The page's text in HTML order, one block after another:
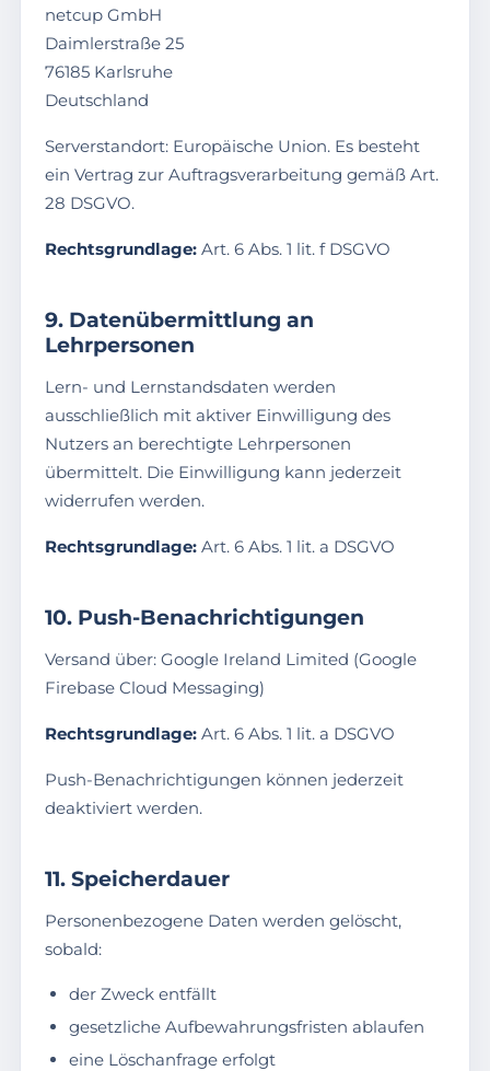
netcup GmbH
Daimlerstraße 25
76185 Karlsruhe
Deutschland
Serverstandort: Europäische Union. Es besteht
ein Vertrag zur Auftragsverarbeitung gemäß Art.
28 DSGVO.
Rechtsgrundlage: Art. 6 Abs. 1 lit. f DSGVO
9. Datenübermittlung an
Lehrpersonen
Lern- und Lernstandsdaten werden
ausschließlich mit aktiver Einwilligung des
Nutzers an berechtigte Lehrpersonen
übermittelt. Die Einwilligung kann jederzeit
widerrufen werden.
Rechtsgrundlage: Art. 6 Abs. 1 lit. a DSGVO
10. Push-Benachrichtigungen
Versand über: Google Ireland Limited (Google
Firebase Cloud Messaging)
Rechtsgrundlage: Art. 6 Abs. 1 lit. a DSGVO
Push-Benachrichtigungen können jederzeit
deaktiviert werden.
11. Speicherdauer
Personenbezogene Daten werden gelöscht,
sobald:
der Zweck entfällt
gesetzliche Aufbewahrungsfristen ablaufen
eine Löschanfrage erfolgt